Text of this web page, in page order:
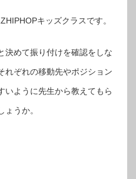
キッズクラスです。
決めて振り付けを確認をしな
れぞれの移動先やポジション
いように先生から教えてもら
うか。